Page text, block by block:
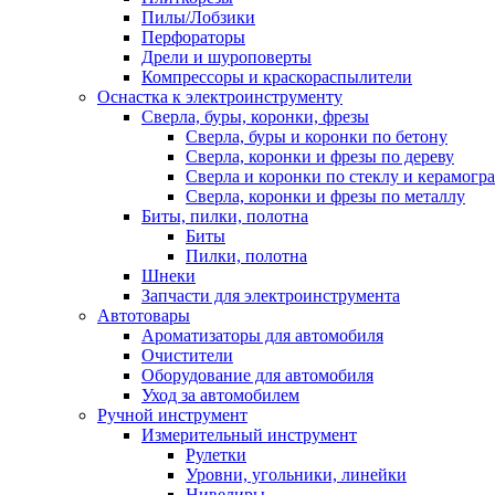
Пилы/Лобзики
Перфораторы
Дрели и шуроповерты
Компрессоры и краскораспылители
Оснастка к электроинструменту
Сверла, буры, коронки, фрезы
Сверла, буры и коронки по бетону
Сверла, коронки и фрезы по дереву
Сверла и коронки по стеклу и
Сверла, коронки и фрезы по металлу
Биты, пилки, полотна
Биты
Пилки, полотна
Шнеки
Запчасти для электроинструмента
Автотовары
Ароматизаторы для автомобиля
Очистители
Оборудование для автомобиля
Уход за автомобилем
Ручной инструмент
Измерительный инструмент
Рулетки
Уровни, угольники, линейки